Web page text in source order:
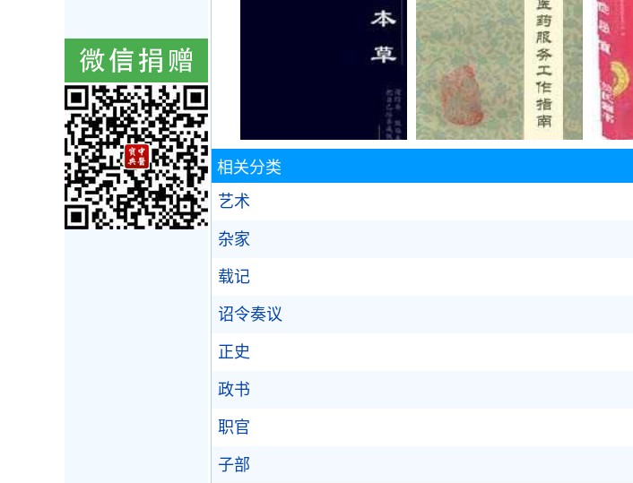
相关分类
艺术
杂家
载记
诏令奏议
正史
政书
职官
子部